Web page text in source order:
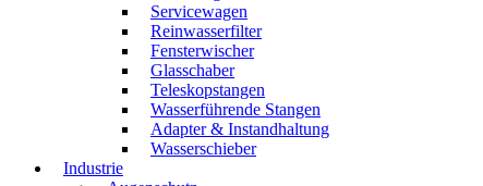
Servicewagen
Reinwasserfilter
Fensterwischer
Glasschaber
Teleskopstangen
Wasserführende Stangen
Adapter & Instandhaltung
Wasserschieber
Industrie